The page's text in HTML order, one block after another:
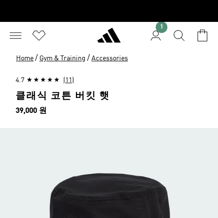
1
Home / Gym & Training / Accessories
4.7 (11)
클래식 코튼 버킷 햇
가격
39,000 원